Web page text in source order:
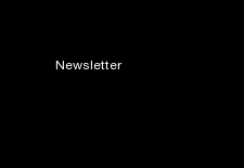
Newsletter